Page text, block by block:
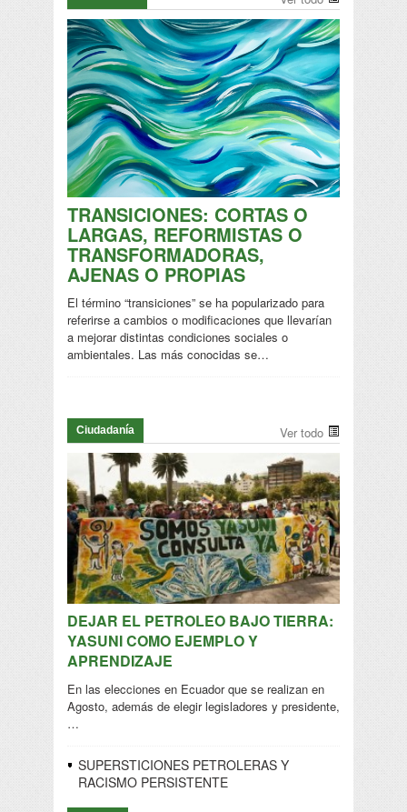
TRANSICIONES: CORTAS O
LARGAS, REFORMISTAS O
TRANSFORMADORAS,
AJENAS O PROPIAS
El término “transiciones” se ha popularizado para
referirse a cambios o modificaciones que llevarían
a mejorar distintas condiciones sociales o
ambientales. Las más conocidas se…
Ciudadanía Ver todo
DEJAR EL PETROLEO BAJO TIERRA:
YASUNI COMO EJEMPLO Y
APRENDIZAJE
En las elecciones en Ecuador que se realizan en
Agosto, además de elegir legisladores y presidente,
…
SUPERSTICIONES PETROLERAS Y
RACISMO PERSISTENTE